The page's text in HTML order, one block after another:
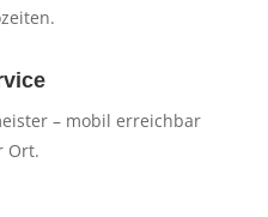
– mobil erreichbar
Ort.